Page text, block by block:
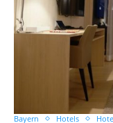
Bayern Hotels